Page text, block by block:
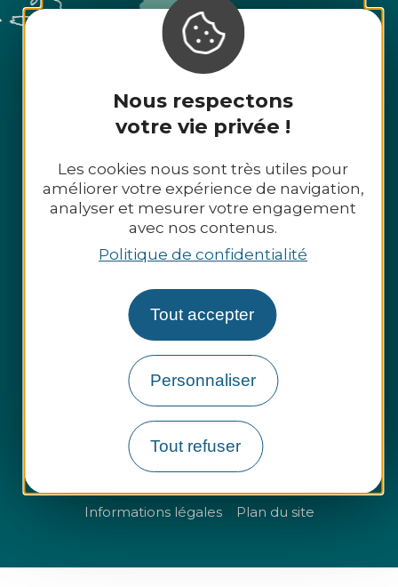
Nous respectons
votre vie privée !
Les cookies nous sont très utiles pour
améliorer votre expérience de navigation,
analyser et mesurer votre engagement
avec nos contenus.
Politique de confidentialité
Tout accepter
Personnaliser
Tout refuser
Espace presse
Espace pro
Groupes et entreprises
Questions fréquentes
Informations légales Plan du site